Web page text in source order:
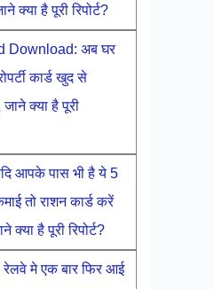
क्या है पूरी रिपोर्ट?
Download: अब घर
कार्ड खुद से
क्या है पूरी
आपके पास भी है ये 5
तो राशन कार्ड करें
क्या है पूरी रिपोर्ट?
मे एक बार फिर आई